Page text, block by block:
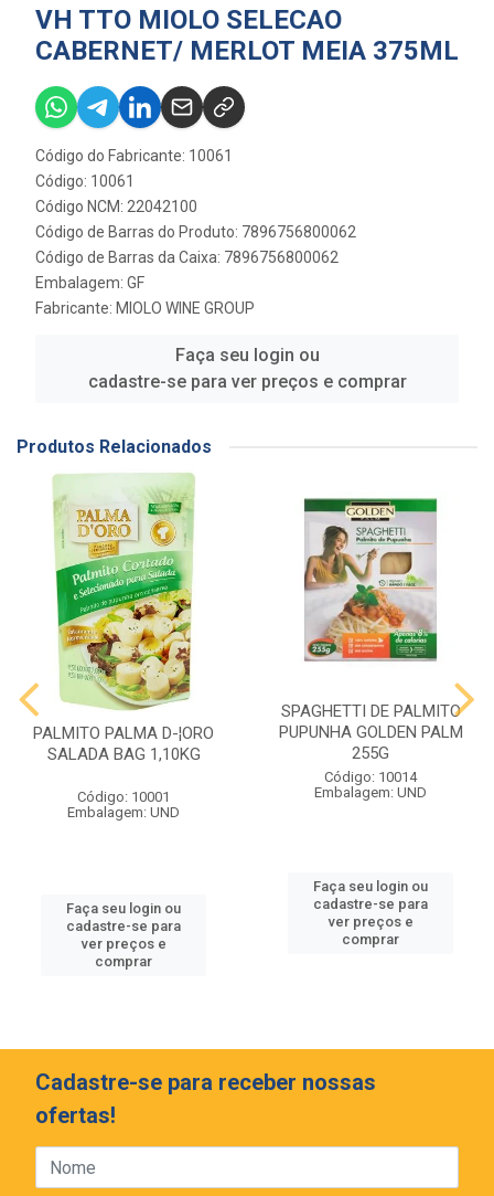
VH TTO MIOLO SELECAO
CABERNET/ MERLOT MEIA 375ML
Código do Fabricante: 10061
Código: 10061
Código NCM: 22042100
Código de Barras do Produto: 7896756800062
Código de Barras da Caixa: 7896756800062
Embalagem: GF
Fabricante: MIOLO WINE GROUP
Faça seu login ou
cadastre-se para ver preços e comprar
Produtos Relacionados
PALMITO PALMA D-¦ORO
SALADA BAG 1,10KG
Código: 10001
Embalagem: UND
Faça seu login ou
cadastre-se para
ver preços e
comprar
SPAGHETTI DE PALMITO
PUPUNHA GOLDEN PALM
255G
Código: 10014
Embalagem: UND
Faça seu login ou
cadastre-se para
ver preços e
comprar
Cadastre-se para receber nossas
ofertas!